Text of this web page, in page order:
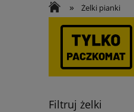
Straszne żelki ☠️
» Żelki pianki
Filtruj żelki